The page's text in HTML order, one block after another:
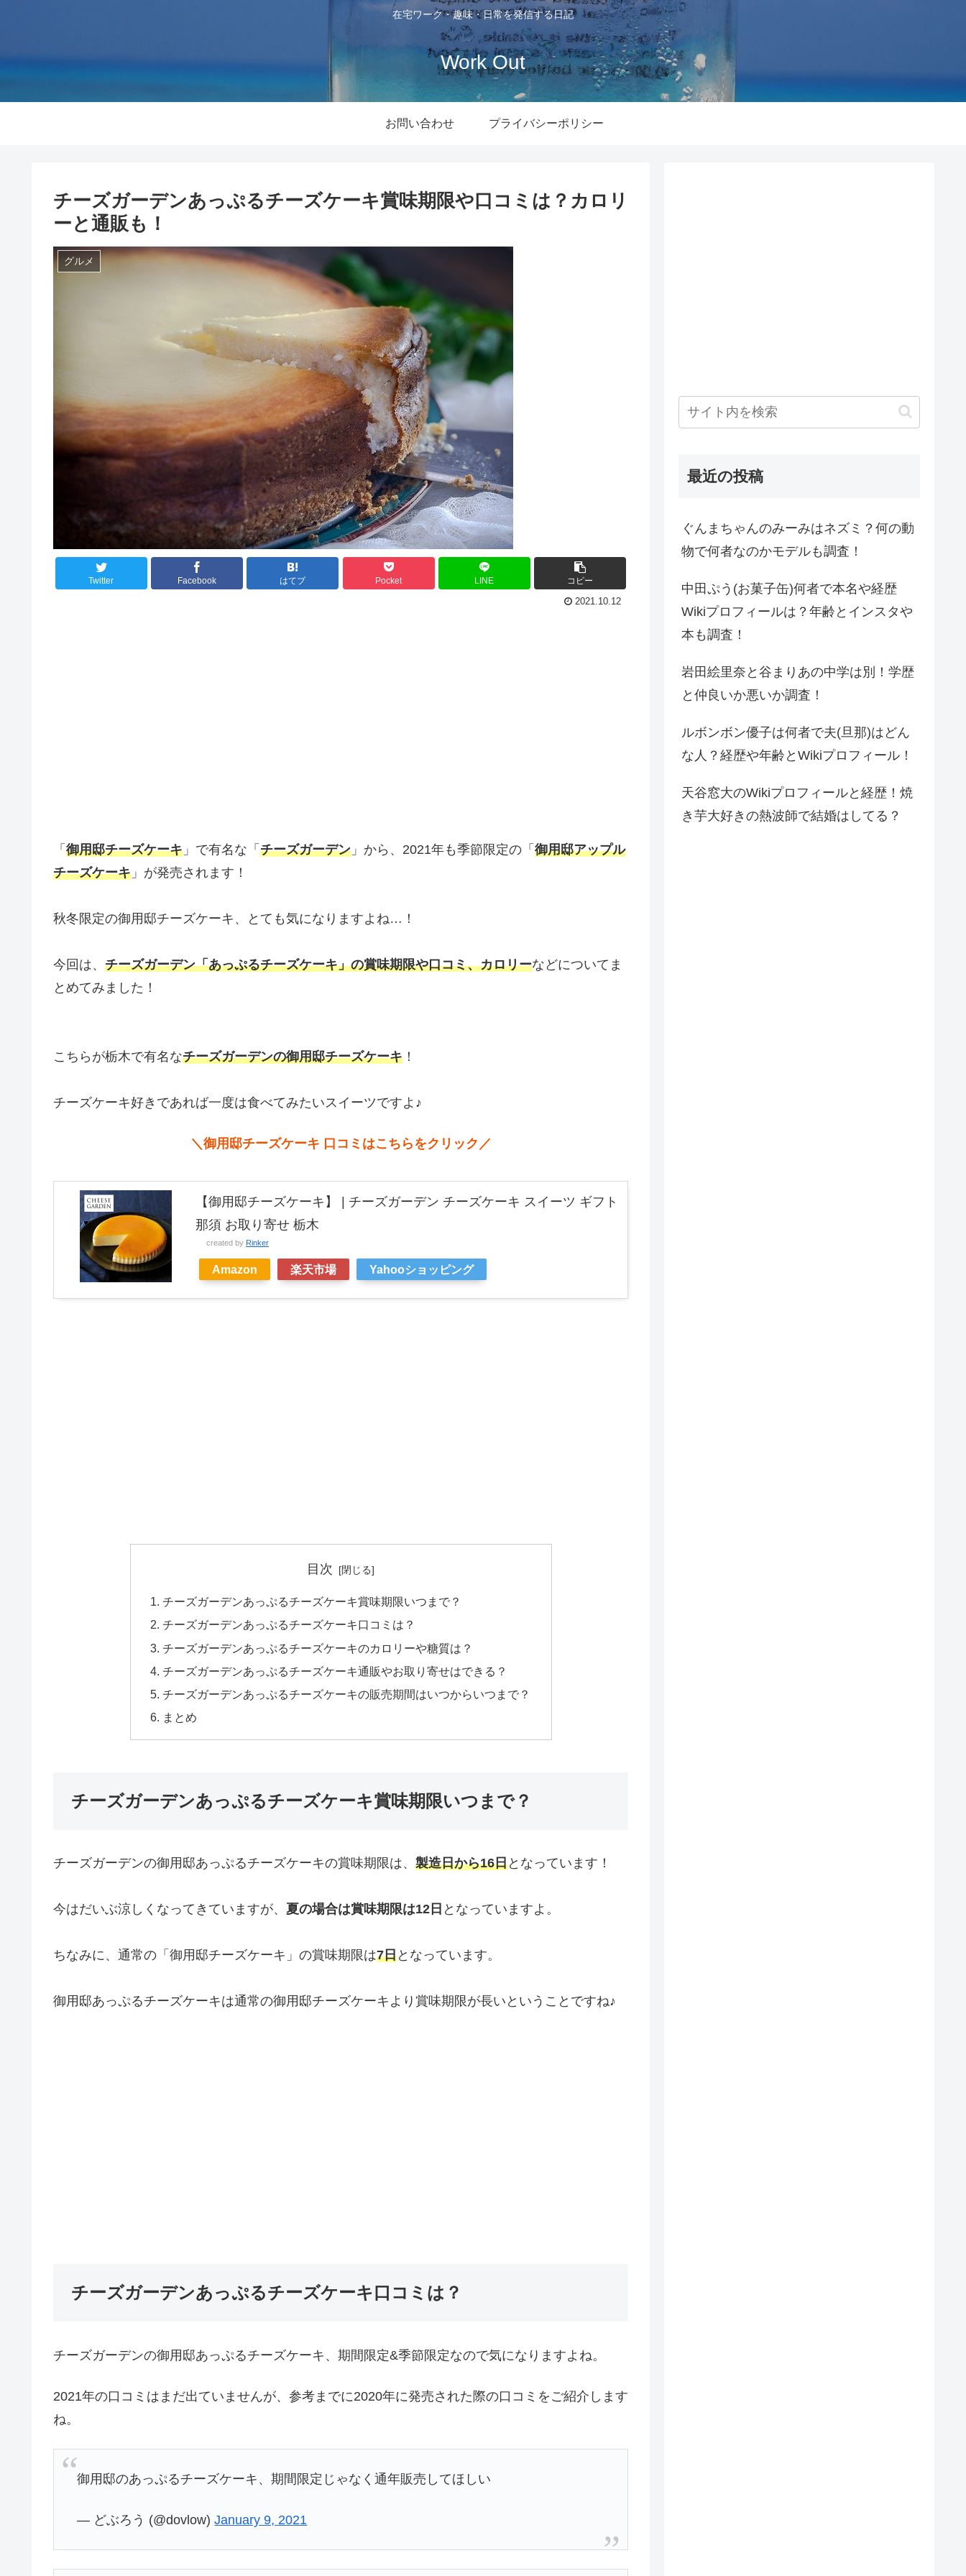
在宅ワーク・趣味・日常を発信する日記
Work Out
お問い合わせ プライバシーポリシー
チーズガーデンあっぷるチーズケーキ賞味期限や口コミは？カロリ
ーと通販も！
グルメ
Twitter Facebook はてブ Pocket LINE コピー
2021.10.12
「 御用邸チーズケーキ 」で有名な「 チーズガーデン 」から、2021年も季節限定の「 御用邸アップル
チーズケーキ 」が発売されます！
秋冬限定の御用邸チーズケーキ、とても気になりますよね…！
今回は、 チーズガーデン「あっぷるチーズケーキ」の賞味期限や口コミ、カロリーなどについてま
とめてみました！
こちらが栃木で有名なチーズガーデンの御用邸チーズケーキ ！
チーズケーキ好きであれば一度は食べてみたいスイーツですよ♪
＼御用邸チーズケーキ 口コミはこちらをクリック／
【御用邸チーズケーキ】 | チーズガーデン チーズケーキ スイーツ ギフト
那須 お取り寄せ 栃木
created by Rinker
Amazon 楽天市場 Yahooショッピング
目次
チーズガーデンあっぷるチーズケーキ賞味期限いつまで？
チーズガーデンあっぷるチーズケーキ口コミは？
チーズガーデンあっぷるチーズケーキのカロリーや糖質は？
チーズガーデンあっぷるチーズケーキ通販やお取り寄せはできる？
チーズガーデンあっぷるチーズケーキの販売期間はいつからいつまで？
まとめ
チーズガーデンあっぷるチーズケーキ賞味期限いつまで？
チーズガーデンの御用邸あっぷるチーズケーキの賞味期限は、 製造日から16日となっています！
今はだいぶ涼しくなってきていますが、 夏の場合は賞味期限は12日 となっていますよ。
ちなみに、通常の「御用邸チーズケーキ」の賞味期限は7日となっています。
御用邸あっぷるチーズケーキは通常の御用邸チーズケーキより賞味期限が長いということですね♪
チーズガーデンあっぷるチーズケーキ口コミは？
チーズガーデンの御用邸あっぷるチーズケーキ、期間限定&季節限定なので気になりますよね。
2021年の口コミはまだ出ていませんが、参考までに2020年に発売された際の口コミをご紹介します
ね。
御用邸のあっぷるチーズケーキ、期間限定じゃなく通年販売してほしい
— どぶろう (@dovlow)January 9, 2021
最近の投稿
ぐんまちゃんのみーみはネズミ？何の動
物で何者なのかモデルも調査！
中田ぷう(お菓子缶)何者で本名や経歴
Wikiプロフィールは？年齢とインスタや
本も調査！
岩田絵里奈と谷まりあの中学は別！学歴
と仲良いか悪いか調査！
ルボンボン優子は何者で夫(旦那)はどん
な人？経歴や年齢とWikiプロフィール！
天谷窓大のWikiプロフィールと経歴！焼
き芋大好きの熱波師で結婚はしてる？